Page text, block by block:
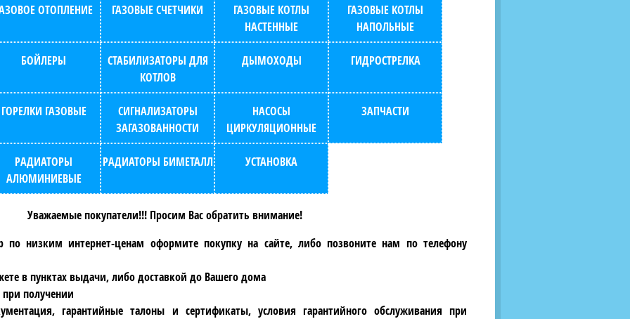
ОТОПЛЕНИЕ ГАЗОВЫЕ СЧЕТЧИКИ
ГАЗОВЫЕ КОТЛЫ
НАСТЕННЫЕ
ГАЗОВЫЕ КОТЛЫ
НАПОЛЬНЫЕ
БОЙЛЕРЫ
СТАБИЛИЗАТОРЫ ДЛЯ
КОТЛОВ
ДЫМОХОДЫ ГИДРОСТРЕЛКА
ГОРЕЛКИ ГАЗОВЫЕ
СИГНАЛИЗАТОРЫ
ЗАГАЗОВАННОСТИ
НАСОСЫ
ЦИРКУЛЯЦИОННЫЕ
ЗАПЧАСТИ
РАДИАТОРЫ
АЛЮМИНИЕВЫЕ
РАДИАТОРЫ БИМЕТАЛЛ УСТАНОВКА
Уважаемые покупатели!!! Просим Вас обратить внимание!
по низким интернет-ценам оформите покупку на сайте, либо позвоните нам по телефону
в пунктах выдачи, либо доставкой до Вашего дома
получении
гарантийные талоны и сертификаты, условия гарантийного обслуживания при